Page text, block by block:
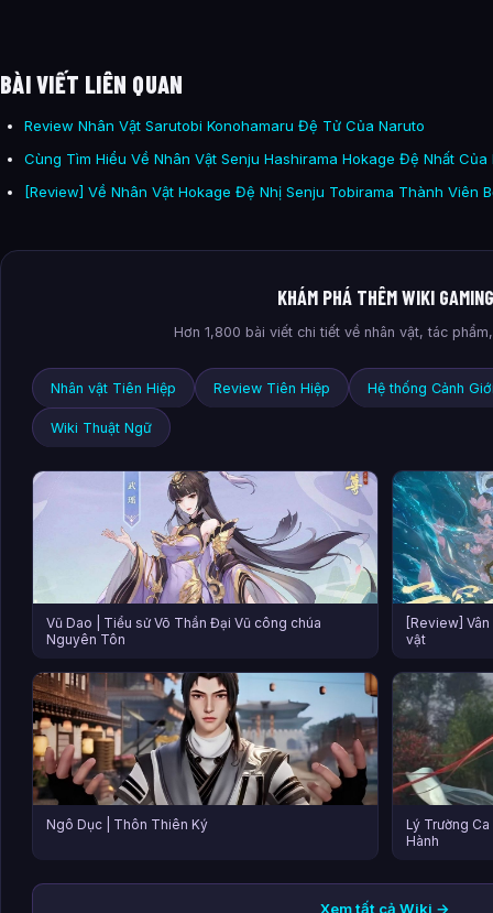
BÀI VIẾT LIÊN QUAN
Review Nhân Vật Sarutobi Konohamaru Đệ Tử Của Naruto
Cùng Tìm Hiểu Về Nhân Vật Senju Hashirama Hokage Đệ Nhất Của
[Review] Về Nhân Vật Hokage Đệ Nhị Senju Tobirama Thành Viên
KHÁM PHÁ THÊM WIKI GAMING
Hơn 1,800 bài viết chi tiết về nhân vật, tác
Nhân vật Tiên Hiệp Review Tiên Hiệp Hệ thống Cảnh
Wiki Thuật Ngữ
Vũ Dao | Tiểu sử Võ Thần Đại Vũ công chúa
Nguyên Tôn
[Review]
vật
Ngô Dục | Thôn Thiên Ký
Lý Trường
Hành
Xem tất cả Wiki →